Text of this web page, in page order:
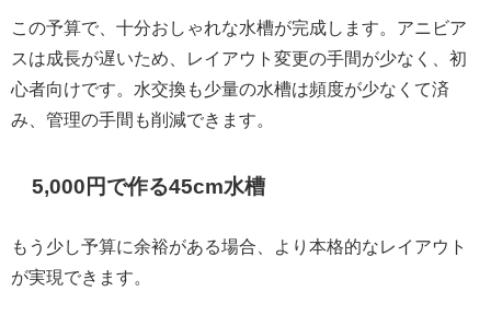
この予算で、十分おしゃれな水槽が完成します。アニビア
スは成長が遅いため、レイアウト変更の手間が少なく、初
心者向けです。水交換も少量の水槽は頻度が少なくて済
み、管理の手間も削減できます。
5,000円で作る45cm水槽
もう少し予算に余裕がある場合、より本格的なレイアウト
が実現できます。